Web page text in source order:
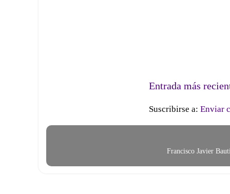
Entrada más
Suscribirse a: Enviar
Francisco Javier